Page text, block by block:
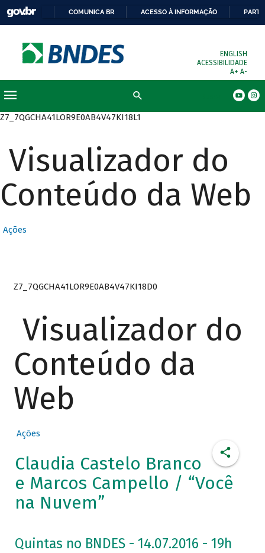
COMUNICA BR ACESSO À INFORMAÇÃO
ENGLISH
ACESSIBILIDADE
A+ A-
Z7_7QGCHA41LOR9E0AB4V47KI18L1
Visualizador do
Conteúdo da Web
Ações
Z7_7QGCHA41LOR9E0AB4V47KI18D0
Visualizador do
Conteúdo da
Web
Ações
Claudia Castelo Branco
e Marcos Campello / “Você
na Nuvem”
Quintas no BNDES - 14.07.2016 - 19h